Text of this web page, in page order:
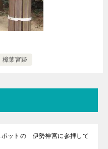
樟葉宮跡
ポットの 伊勢神宮に参拝して